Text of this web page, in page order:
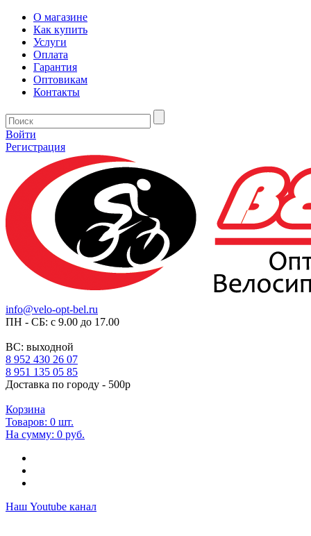
О магазине
Как купить
Услуги
Оплата
Гарантия
Оптовикам
Контакты
Войти
Регистрация
info@velo-opt-bel.ru
ПН - СБ: с 9.00 до 17.00
ВС: выходной
8 952 430 26 07
8 951 135 05 85
Доставка по городу - 500р
Корзина
Товаров: 0 шт.
На сумму: 0 руб.
Наш Youtube канал